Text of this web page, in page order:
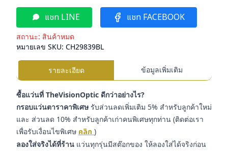
แชท LINE แชท FACEBOOK
สถานะ: สินค้าหมด
หมายเลข SKU: CH29839BL
รายละเอียด ข้อมูลเพิ่มเติม
ซื้อแว่นที่ TheVisionOptic ดีกว่าอย่างไร?
กรอบแว่นตาราคาพิเศษ รับส่วนลดเพิ่มเติม 5% สำหรับลูกค้าใหม่
และ ส่วนลด 10% สำหรับลูกค้าเก่าคนพิเศษทุกท่าน (ติดต่อเรา
เพื่อรับเงื่อนไขพิเศษ คลิก )
ลองใส่จริงได้ที่ร้าน แว่นทุกรุ่นมีสต๊อกของ ให้ลองใส่ได้จริงก่อน